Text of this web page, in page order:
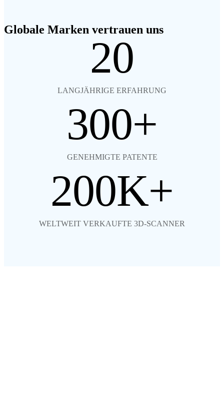
Globale Marken vertrauen uns
20
LANGJÄHRIGE ERFAHRUNG
300
GENEHMIGTE PATENTE
200
WELTWEIT VERKAUFTE 3D-SCANNER